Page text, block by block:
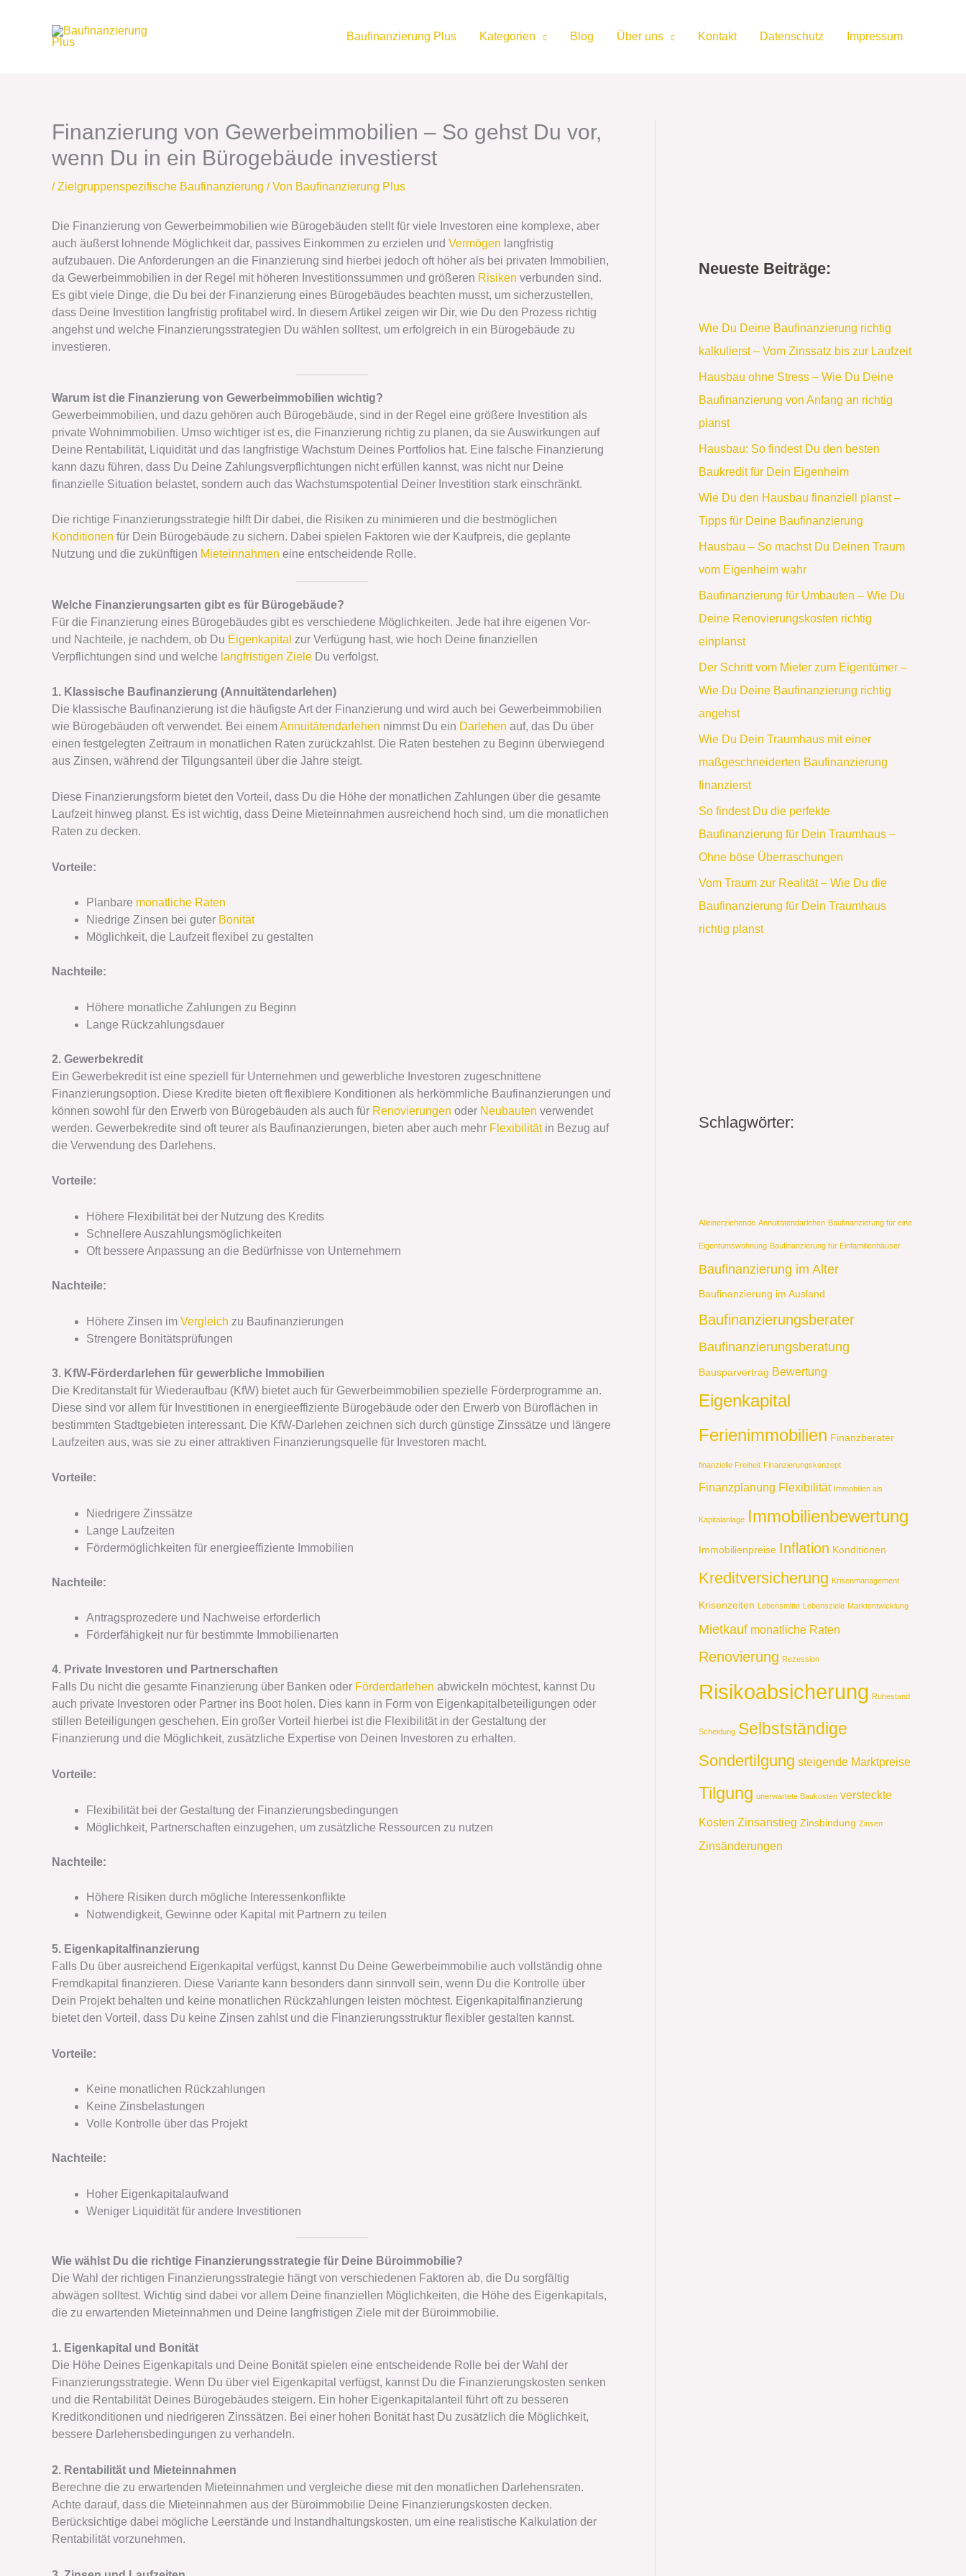
Baufinanzierung Plus Kategorien Blog Über uns Kontakt Datenschutz Impressum
Finanzierung von Gewerbeimmobilien – So gehst Du vor,
wenn Du in ein Bürogebäude investierst
/Zielgruppenspezifische Baufinanzierung / Von Baufinanzierung Plus
Die Finanzierung von Gewerbeimmobilien wie Bürogebäuden stellt für viele Investoren eine komplexe, aber
auch äußerst lohnende Möglichkeit dar, passives Einkommen zu erzielen und Vermögen langfristig
aufzubauen. Die Anforderungen an die Finanzierung sind hierbei jedoch oft höher als bei privaten Immobilien,
da Gewerbeimmobilien in der Regel mit höheren Investitionssummen und größeren Risiken verbunden sind.
Es gibt viele Dinge, die Du bei der Finanzierung eines Bürogebäudes beachten musst, um sicherzustellen,
dass Deine Investition langfristig profitabel wird. In diesem Artikel zeigen wir Dir, wie Du den Prozess richtig
angehst und welche Finanzierungsstrategien Du wählen solltest, um erfolgreich in ein Bürogebäude zu
investieren.
Warum ist die Finanzierung von Gewerbeimmobilien wichtig?
Gewerbeimmobilien, und dazu gehören auch Bürogebäude, sind in der Regel eine größere Investition als
private Wohnimmobilien. Umso wichtiger ist es, die Finanzierung richtig zu planen, da sie Auswirkungen auf
Deine Rentabilität, Liquidität und das langfristige Wachstum Deines Portfolios hat. Eine falsche Finanzierung
kann dazu führen, dass Du Deine Zahlungsverpflichtungen nicht erfüllen kannst, was nicht nur Deine
finanzielle Situation belastet, sondern auch das Wachstumspotential Deiner Investition stark einschränkt.
Die richtige Finanzierungsstrategie hilft Dir dabei, die Risiken zu minimieren und die bestmöglichen
Konditionen für Dein Bürogebäude zu sichern. Dabei spielen Faktoren wie der Kaufpreis, die geplante
Nutzung und die zukünftigen Mieteinnahmen eine entscheidende Rolle.
Welche Finanzierungsarten gibt es für Bürogebäude?
Für die Finanzierung eines Bürogebäudes gibt es verschiedene Möglichkeiten. Jede hat ihre eigenen Vor-
und Nachteile, je nachdem, ob Du Eigenkapital zur Verfügung hast, wie hoch Deine finanziellen
Verpflichtungen sind und welche langfristigen Ziele Du verfolgst.
1. Klassische Baufinanzierung (Annuitätendarlehen)
Die klassische Baufinanzierung ist die häufigste Art der Finanzierung und wird auch bei Gewerbeimmobilien
wie Bürogebäuden oft verwendet. Bei einemAnnuitätendarlehen nimmst Du ein Darlehen auf, das Du über
einen festgelegten Zeitraum in monatlichen Raten zurückzahlst. Die Raten bestehen zu Beginn überwiegend
aus Zinsen, während der Tilgungsanteil über die Jahre steigt.
Diese Finanzierungsform bietet den Vorteil, dass Du die Höhe der monatlichen Zahlungen über die gesamte
Laufzeit hinweg planst. Es ist wichtig, dass Deine Mieteinnahmen ausreichend hoch sind, um die monatlichen
Raten zu decken.
Vorteile:
Planbare monatliche Raten
Niedrige Zinsen bei guter Bonität
Möglichkeit, die Laufzeit flexibel zu gestalten
Nachteile:
Höhere monatliche Zahlungen zu Beginn
Lange Rückzahlungsdauer
2. Gewerbekredit
Ein Gewerbekredit ist eine speziell für Unternehmen und gewerbliche Investoren zugeschnittene
Finanzierungsoption. Diese Kredite bieten oft flexiblere Konditionen als herkömmliche Baufinanzierungen und
können sowohl für den Erwerb von Bürogebäuden als auch für Renovierungen oder Neubauten verwendet
werden. Gewerbekredite sind oft teurer als Baufinanzierungen, bieten aber auch mehr Flexibilitätin Bezug auf
die Verwendung des Darlehens.
Vorteile:
Höhere Flexibilität bei der Nutzung des Kredits
Schnellere Auszahlungsmöglichkeiten
Oft bessere Anpassung an die Bedürfnisse von Unternehmern
Nachteile:
Höhere Zinsen im Vergleich zu Baufinanzierungen
Strengere Bonitätsprüfungen
3. KfW-Förderdarlehen für gewerbliche Immobilien
Die Kreditanstalt für Wiederaufbau (KfW) bietet auch für Gewerbeimmobilien spezielle Förderprogramme an.
Diese sind vor allem für Investitionen in energieeffiziente Bürogebäude oder den Erwerb von Büroflächen in
bestimmten Stadtgebieten interessant. Die KfW-Darlehen zeichnen sich durch günstige Zinssätze und längere
Laufzeiten aus, was sie zu einer attraktiven Finanzierungsquelle für Investoren macht.
Vorteile:
Niedrigere Zinssätze
Lange Laufzeiten
Fördermöglichkeiten für energieeffiziente Immobilien
Nachteile:
Antragsprozedere und Nachweise erforderlich
Förderfähigkeit nur für bestimmte Immobilienarten
4. Private Investoren und Partnerschaften
Falls Du nicht die gesamte Finanzierung über Banken oder Förderdarlehen abwickeln möchtest, kannst Du
auch private Investoren oder Partner ins Boot holen. Dies kann in Form von Eigenkapitalbeteiligungen oder
stillen Beteiligungen geschehen. Ein großer Vorteil hierbei ist die Flexibilität in der Gestaltung der
Finanzierung und die Möglichkeit, zusätzliche Expertise von Deinen Investoren zu erhalten.
Vorteile:
Flexibilität bei der Gestaltung der Finanzierungsbedingungen
Möglichkeit, Partnerschaften einzugehen, um zusätzliche Ressourcen zu nutzen
Nachteile:
Höhere Risiken durch mögliche Interessenkonflikte
Notwendigkeit, Gewinne oder Kapital mit Partnern zu teilen
5. Eigenkapitalfinanzierung
Falls Du über ausreichend Eigenkapital verfügst, kannst Du Deine Gewerbeimmobilie auch vollständig ohne
Fremdkapital finanzieren. Diese Variante kann besonders dann sinnvoll sein, wenn Du die Kontrolle über
Dein Projekt behalten und keine monatlichen Rückzahlungen leisten möchtest. Eigenkapitalfinanzierung
bietet den Vorteil, dass Du keine Zinsen zahlst und die Finanzierungsstruktur flexibler gestalten kannst.
Vorteile:
Keine monatlichen Rückzahlungen
Keine Zinsbelastungen
Volle Kontrolle über das Projekt
Nachteile:
Hoher Eigenkapitalaufwand
Weniger Liquidität für andere Investitionen
Wie wählst Du die richtige Finanzierungsstrategie für Deine Büroimmobilie?
Die Wahl der richtigen Finanzierungsstrategie hängt von verschiedenen Faktoren ab, die Du sorgfältig
abwägen solltest. Wichtig sind dabei vor allem Deine finanziellen Möglichkeiten, die Höhe des Eigenkapitals,
die zu erwartenden Mieteinnahmen und Deine langfristigen Ziele mit der Büroimmobilie.
1. Eigenkapital und Bonität
Die Höhe Deines Eigenkapitals und Deine Bonität spielen eine entscheidende Rolle bei der Wahl der
Finanzierungsstrategie. Wenn Du über viel Eigenkapital verfügst, kannst Du die Finanzierungskosten senken
und die Rentabilität Deines Bürogebäudes steigern. Ein hoher Eigenkapitalanteil führt oft zu besseren
Kreditkonditionen und niedrigeren Zinssätzen. Bei einer hohen Bonität hast Du zusätzlich die Möglichkeit,
bessere Darlehensbedingungen zu verhandeln.
2. Rentabilität und Mieteinnahmen
Berechne die zu erwartenden Mieteinnahmen und vergleiche diese mit den monatlichen Darlehensraten.
Achte darauf, dass die Mieteinnahmen aus der Büroimmobilie Deine Finanzierungskosten decken.
Berücksichtige dabei mögliche Leerstände und Instandhaltungskosten, um eine realistische Kalkulation der
Rentabilität vorzunehmen.
Neueste Beiträge:
Wie Du Deine Baufinanzierung richtig
kalkulierst – Vom Zinssatz bis zur Laufzeit
Hausbau ohne Stress – Wie Du Deine
Baufinanzierung von Anfang an richtig
planst
Hausbau: So findest Du den besten
Baukredit für Dein Eigenheim
Wie Du den Hausbau finanziell planst –
Tipps für Deine Baufinanzierung
Hausbau – So machst Du Deinen Traum
vom Eigenheim wahr
Baufinanzierung für Umbauten – Wie Du
Deine Renovierungskosten richtig
einplanst
Der Schritt vom Mieter zum Eigentümer –
Wie Du Deine Baufinanzierung richtig
angehst
Wie Du Dein Traumhaus mit einer
maßgeschneiderten Baufinanzierung
finanzierst
So findest Du die perfekte
Baufinanzierung für Dein Traumhaus –
Ohne böse Überraschungen
Vom Traum zur Realität – Wie Du die
Baufinanzierung für Dein Traumhaus
richtig planst
Schlagwörter:
Alleinerziehende Annuitätendarlehen Baufinanzierung für eine
Eigentumswohnung Baufinanzierung für Einfamilienhäuser
Baufinanzierung im Alter
Baufinanzierung im Ausland
Baufinanzierungsberater
Baufinanzierungsberatung
Bausparvertrag Bewertung
Eigenkapital
Ferienimmobilien Finanzberater
finanzielle Freiheit Finanzierungskonzept
Finanzplanung Flexibilität Immobilien als
Kapitalanlage Immobilienbewertung
Immobilienpreise Inflation Konditionen
Kreditversicherung Krisenmanagement
Krisenzeiten Lebensmitte Lebensziele Marktentwicklung
Mietkauf monatliche Raten
Renovierung Rezession
Risikoabsicherung Ruhestand
Scheidung Selbstständige
Sondertilgung steigende Marktpreise
Tilgung unerwartete Baukosten versteckte
Kosten Zinsanstieg Zinsbindung Zinsen
Zinsänderungen